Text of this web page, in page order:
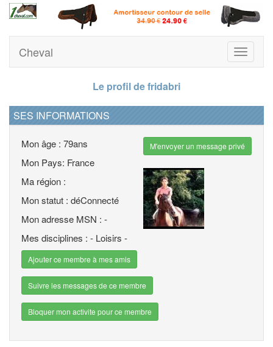
Toggle
Cheval
Le profil de fridabri
SES INFORMATIONS
Mon âge : 79ans
Mon Pays: France
Ma région :
Mon statut : déConnecté
Mon adresse MSN : -
Mes disciplines : - Loisirs -
Ajouter ce membre à mes amis
Suivre les messages de ce membre
Bloquer mon activite pour ce membre
M'envoyer un message privé